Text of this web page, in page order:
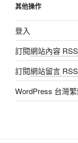
其他操作
登入
訂閱網站內容
訂閱網站留言
WordPress 台灣